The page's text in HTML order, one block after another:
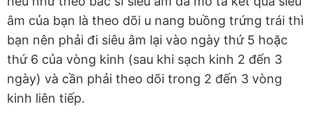
âm của bạn là theo dõi u nang buồng trứng trái thì
bạn nên phải đi siêu âm lại vào ngày thứ 5 hoặc
thứ 6 của vòng kinh (sau khi sạch kinh 2 đến 3
ngày) và cần phải theo dõi trong 2 đến 3 vòng
kinh liên tiếp.